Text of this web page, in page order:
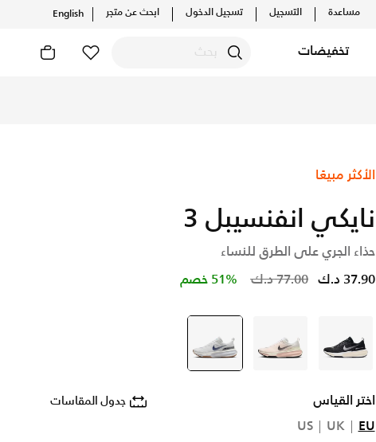
مساعدة التسجيل تسجيل الدخول ابحث عن متجر English
تخفيضات
الأكثر مبيعًا
نايكي انفنسيبل 3
حذاء الجري على الطرق للنساء
Price reduced from
77.00 د.ك to 37.90 د.ك 51% خصم
أسود خوخي selected
أبيض
اختر القياس جدول المقاسات
EU
UK
US